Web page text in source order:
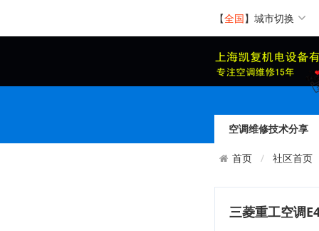
【全国】 城市切换
空调维修技术分享
首页 社区首页
三菱重工空调